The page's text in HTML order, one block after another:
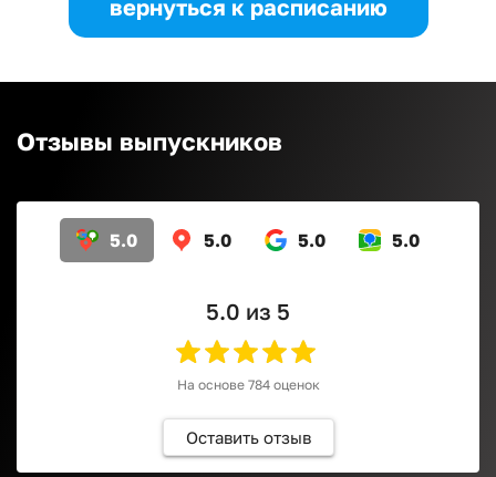
вернуться к расписанию
Отзывы выпускников
5.0 5.0 5.0 5.0
5.0 из 5
На основе 784оценок
Оставить отзыв